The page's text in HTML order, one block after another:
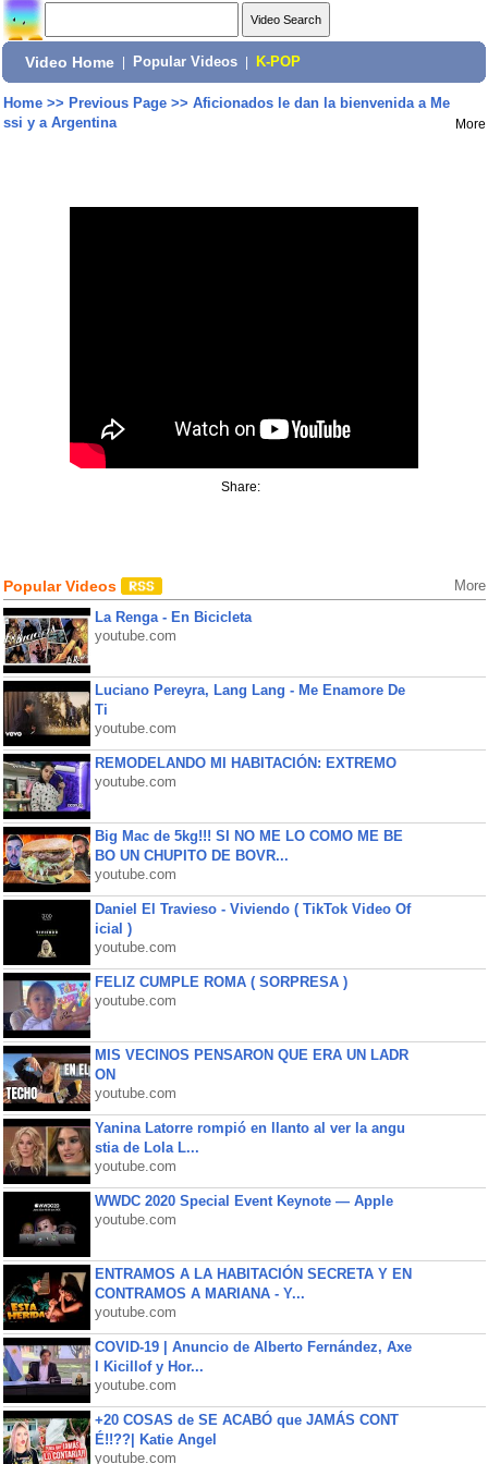
Video Home Popular Videos K-POP
Home>> Previous Page>> Aficionados le dan la bienvenida a Me
ssi y a Argentina
More
Share:
Popular Videos More
La Renga - En Bicicleta
youtube.com
Luciano Pereyra, Lang Lang - Me Enamore De
Ti
youtube.com
REMODELANDO MI HABITACIÓN: EXTREMO
youtube.com
Big Mac de 5kg!!! SI NO ME LO COMO ME BE
BO UN CHUPITO DE BOVR...
youtube.com
Daniel El Travieso - Viviendo ( TikTok Video Of
icial )
youtube.com
FELIZ CUMPLE ROMA ( SORPRESA )
youtube.com
MIS VECINOS PENSARON QUE ERA UN LADR
ON
youtube.com
Yanina Latorre rompió en llanto al ver la angu
stia de Lola L...
youtube.com
WWDC 2020 Special Event Keynote — Apple
youtube.com
ENTRAMOS A LA HABITACIÓN SECRETA Y EN
CONTRAMOS A MARIANA - Y...
youtube.com
COVID-19 | Anuncio de Alberto Fernández, Axe
l Kicillof y Hor...
youtube.com
+20 COSAS de SE ACABÓ que JAMÁS CONT
É!!??| Katie Angel
youtube.com